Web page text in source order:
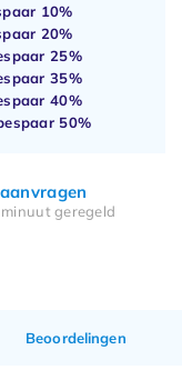
10%
20%
25%
35%
40%
50%
geregeld
Beoordelingen